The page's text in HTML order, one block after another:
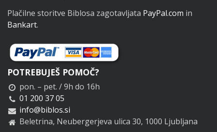
Plačilne storitve Biblosa zagotavljata PayPal.com in
Bankart.
POTREBUJEŠ POMOČ?
pon. – pet. / 9h do 16h
01 200 37 05
info@biblos.si
Beletrina, Neubergerjeva ulica 30, 1000 Ljubljana